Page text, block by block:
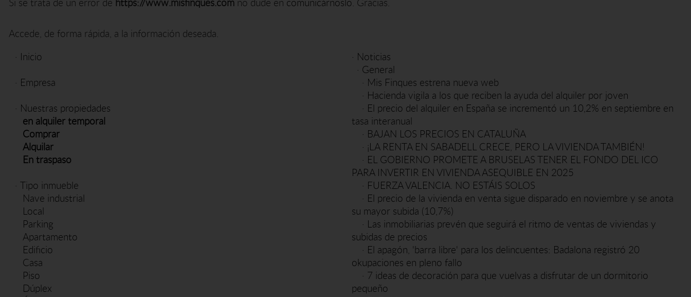
Accede, de forma rápida, a la información deseada.
· Inicio
· Empresa
· Nuestras propiedades
en alquiler temporal
Comprar
Alquilar
En traspaso
·Tipo inmueble
Nave industrial
Local
Parking
Apartamento
Edificio
Casa
Piso
Dúplex
· Noticias
· General
· Mis Finques estrena nueva web
· Hacienda vigila a los que reciben la ayuda del alquiler por joven
· El precio del alquiler en España se incrementó un 10,2% en septiembre en
tasa interanual
· BAJAN LOS PRECIOS EN CATALUÑA
· ¡LA RENTA EN SABADELL CRECE, PERO LA VIVIENDA TAMBIÉN!
· EL GOBIERNO PROMETE A BRUSELAS TENER EL FONDO DEL ICO
PARA INVERTIR EN VIVIENDA ASEQUIBLE EN 2025
· FUERZA VALENCIA. NO ESTÁIS SOLOS
· El precio de la vivienda en venta sigue disparado en noviembre y se anota
su mayor subida (10,7%)
· Las inmobiliarias prevén que seguirá el ritmo de ventas de viviendas y
subidas de precios
· El apagón, 'barra libre' para los delincuentes: Badalona registró 20
okupaciones en pleno fallo
· 7 ideas de decoración para que vuelvas a disfrutar de un dormitorio
pequeño